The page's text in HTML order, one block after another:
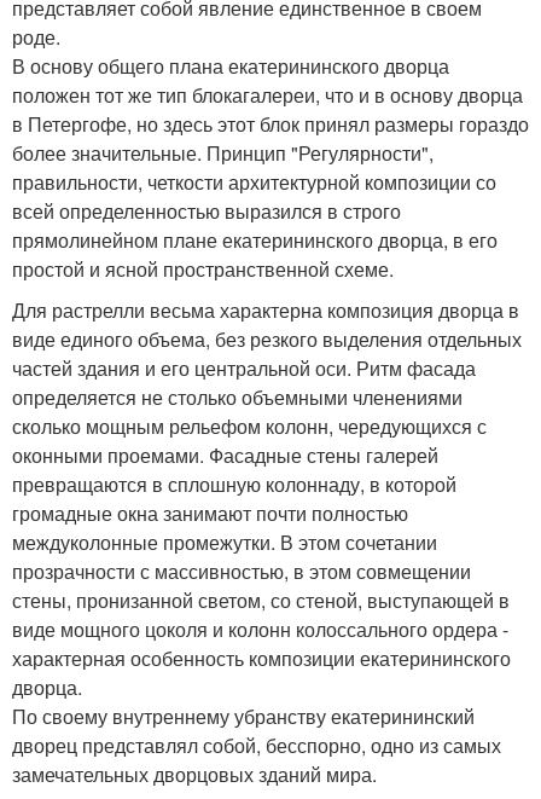
представляет собой явление единственное в своем
роде.
В основу общего плана екатерининского дворца
положен тот же тип блокагалереи, что и в основу дворца
в Петергофе, но здесь этот блок принял размеры гораздо
более значительные. Принцип "Регулярности",
правильности, четкости архитектурной композиции со
всей определенностью выразился в строго
прямолинейном плане екатерининского дворца, в его
простой и ясной пространственной схеме.
Для растрелли весьма характерна композиция дворца в
виде единого объема, без резкого выделения отдельных
частей здания и его центральной оси. Ритм фасада
определяется не столько объемными членениями
сколько мощным рельефом колонн, чередующихся с
оконными проемами. Фасадные стены галерей
превращаются в сплошную колоннаду, в которой
громадные окна занимают почти полностью
междуколонные промежутки. В этом сочетании
прозрачности с массивностью, в этом совмещении
стены, пронизанной светом, со стеной, выступающей в
виде мощного цоколя и колонн колоссального ордера -
характерная особенность композиции екатерининского
дворца.
По своему внутреннему убранству екатерининский
дворец представлял собой, бесспорно, одно из самых
замечательных дворцовых зданий мира.